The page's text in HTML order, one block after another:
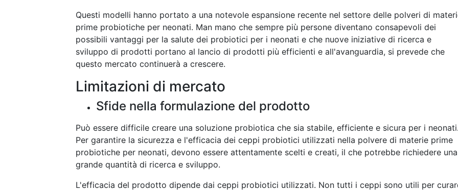
Questi modelli hanno portato a una notevole espansione recente nel settore delle polveri di
prime probiotiche per neonati. Man mano che sempre più persone diventano consapevoli dei
possibili vantaggi per la salute dei probiotici per i neonati e che nuove iniziative di ricerca e
sviluppo di prodotti portano al lancio di prodotti più efficienti e all'avanguardia, si prevede che
questo mercato continuerà a crescere.
Limitazioni di mercato
Sfide nella formulazione del prodotto
Può essere difficile creare una soluzione probiotica che sia stabile, efficiente e sicura per i neonati.
Per garantire la sicurezza e l'efficacia dei ceppi probiotici utilizzati nella polvere di materie prime
probiotiche per neonati, devono essere attentamente scelti e creati, il che potrebbe richiedere una
grande quantità di ricerca e sviluppo.
L'efficacia del prodotto dipende dai ceppi probiotici utilizzati. Non tutti i ceppi sono utili per